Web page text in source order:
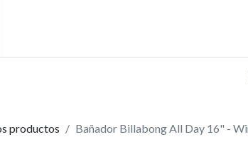
productos Bañador Billabong All Day 16" -